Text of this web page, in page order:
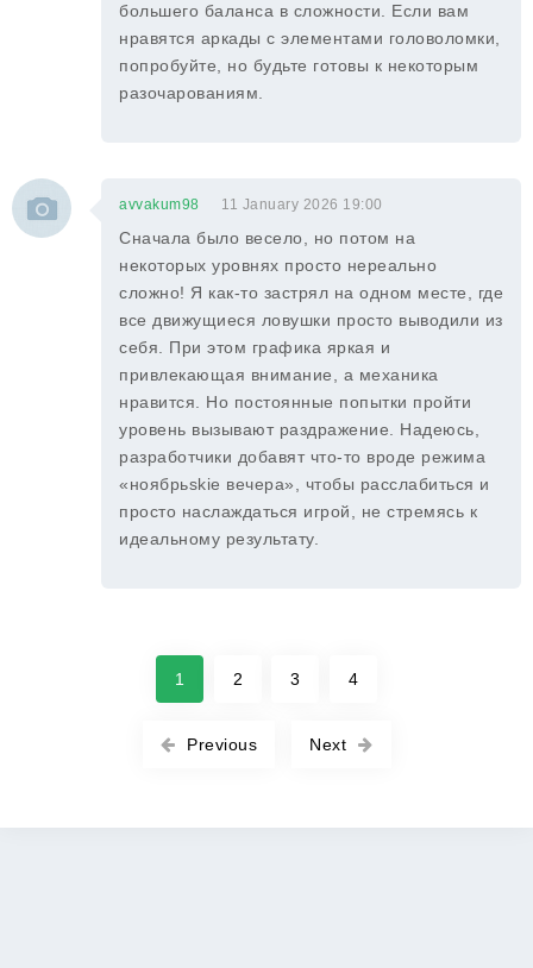
большего баланса в сложности. Если вам
нравятся аркады с элементами головоломки,
попробуйте, но будьте готовы к некоторым
разочарованиям.
avvakum98 11 January 2026 19:00
Сначала было весело, но потом на
некоторых уровнях просто нереально
сложно! Я как-то застрял на одном месте, где
все движущиеся ловушки просто выводили из
себя. При этом графика яркая и
привлекающая внимание, а механика
нравится. Но постоянные попытки пройти
уровень вызывают раздражение. Надеюсь,
разработчики добавят что-то вроде режима
«ноябрьskie вечера», чтобы расслабиться и
просто наслаждаться игрой, не стремясь к
идеальному результату.
Previous
1 2 3 4
Next